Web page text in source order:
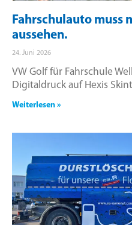
Fahrschulauto muss
aussehen.
24. Juni 2026
VW Golf für Fahrschule
Digitaldruck auf Hexis
Weiterlesen »